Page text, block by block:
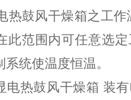
热鼓风干燥箱之工作
此范围内可任意选
统使温度恒温。
电热鼓风干燥箱 装